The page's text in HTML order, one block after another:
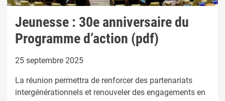
Jeunesse : 30e anniversaire du
Programme d’action (pdf)
La réunion permettra de renforcer des partenariats
intergénérationnels et renouveler des engagements en
25 septembre 2025